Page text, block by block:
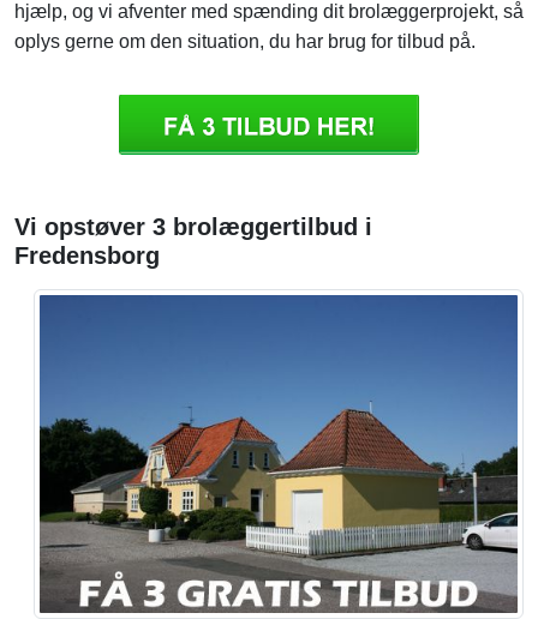
hjælp, og vi afventer med spænding dit brolæggerprojekt, så
oplys gerne om den situation, du har brug for tilbud på.
Vi opstøver 3 brolæggertilbud i
Fredensborg